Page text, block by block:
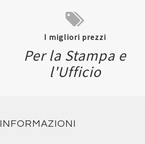
I migliori prezzi
Per la Stampa e
l'Ufficio
INFORMAZIONI